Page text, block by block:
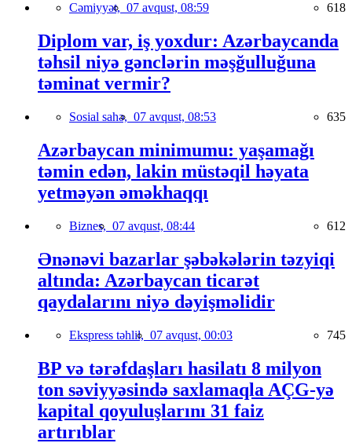
Cəmiyyət, 07 avqust, 08:59 618
Diplom var, iş yoxdur: Azərbaycanda
təhsil niyə gənclərin məşğulluğuna
təminat vermir?
Sosial sahə, 07 avqust, 08:53 635
Azərbaycan minimumu: yaşamağı
təmin edən, lakin müstəqil həyata
yetməyən əməkhaqqı
Biznes, 07 avqust, 08:44 612
Ənənəvi bazarlar şəbəkələrin təzyiqi
altında: Azərbaycan ticarət
qaydalarını niyə dəyişməlidir
Ekspress təhlil, 07 avqust, 00:03 745
BP və tərəfdaşları hasilatı 8 milyon
ton səviyyəsində saxlamaqla AÇG-yə
kapital qoyuluşlarını 31 faiz
artırıblar